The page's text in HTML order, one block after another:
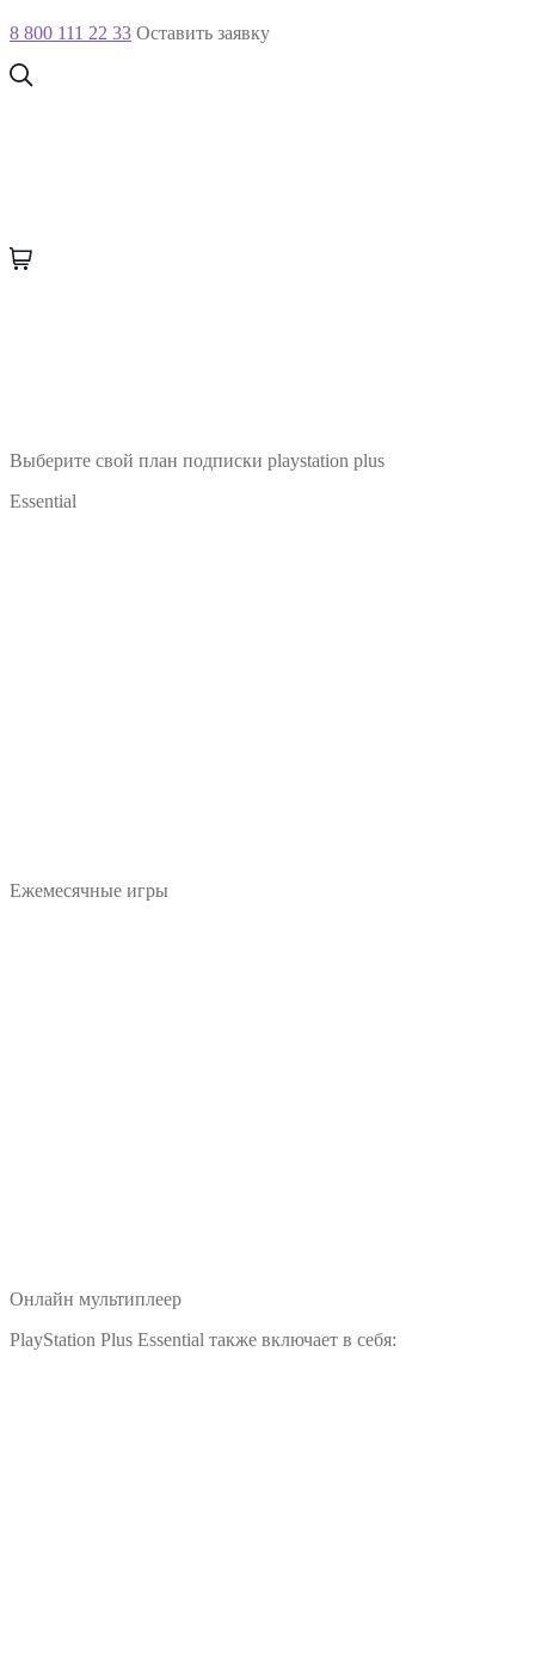
8 800 111 22 33 Оставить заявку
Выберите свой план подписки playstation plus
Essential
Ежемесячные игры
Онлайн мультиплеер
PlayStation Plus Essential также включает в себя: